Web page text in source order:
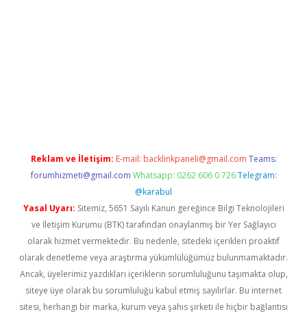
Reklam ve İletişim: E-mail: backlinkpaneli@gmail.com Teams:
forumhizmeti@gmail.com Whatsapp: 0262 606 0 726 Telegram:
@karabul
Yasal Uyarı: Sitemiz, 5651 Sayılı Kanun gereğince Bilgi Teknolojileri
ve İletişim Kurumu (BTK) tarafından onaylanmış bir Yer Sağlayıcı
olarak hizmet vermektedir. Bu nedenle, sitedeki içerikleri proaktif
olarak denetleme veya araştırma yükümlülüğümüz bulunmamaktadır.
Ancak, üyelerimiz yazdıkları içeriklerin sorumluluğunu taşımakta olup,
siteye üye olarak bu sorumluluğu kabul etmiş sayılırlar. Bu internet
sitesi, herhangi bir marka, kurum veya şahıs şirketi ile hiçbir bağlantısı